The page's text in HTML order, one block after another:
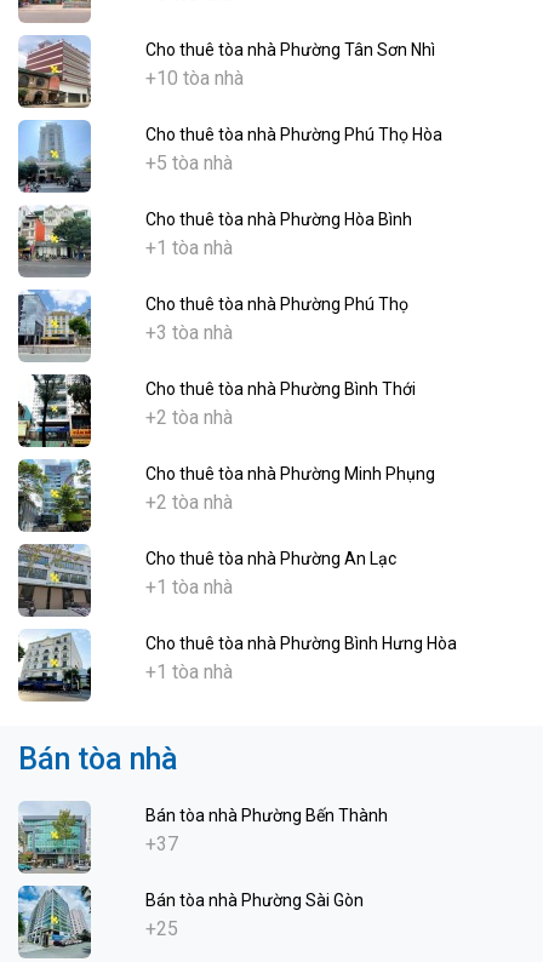
Cho thuê tòa nhà Phường Tân Sơn Nhì
+10 tòa nhà
Cho thuê tòa nhà Phường Phú Thọ Hòa
+5 tòa nhà
Cho thuê tòa nhà Phường Hòa Bình
+1 tòa nhà
Cho thuê tòa nhà Phường Phú Thọ
+3 tòa nhà
Cho thuê tòa nhà Phường Bình Thới
+2 tòa nhà
Cho thuê tòa nhà Phường Minh Phụng
+2 tòa nhà
Cho thuê tòa nhà Phường An Lạc
+1 tòa nhà
Cho thuê tòa nhà Phường Bình Hưng Hòa
+1 tòa nhà
Bán tòa nhà
Bán tòa nhà Phường Bến Thành
+37
Bán tòa nhà Phường Sài Gòn
+25